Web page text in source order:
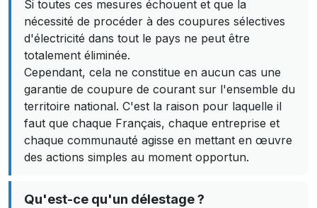
Si toutes ces mesures échouent et que la
nécessité de procéder à des coupures sélectives
d'électricité dans tout le pays ne peut être
totalement éliminée.
Cependant, cela ne constitue en aucun cas une
garantie de coupure de courant sur l'ensemble du
territoire national. C'est la raison pour laquelle il
faut que chaque Français, chaque entreprise et
chaque communauté agisse en mettant en œuvre
des actions simples au moment opportun.
Qu'est-ce qu'un délestage ?